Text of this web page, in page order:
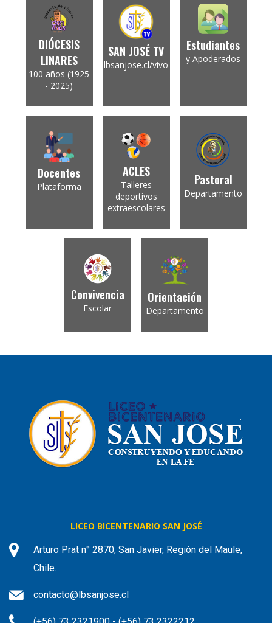
DIÓCESIS
LINARES
100 años (1925
- 2025)
SAN JOSÉ TV
lbsanjose.cl/vivo
Estudiantes
y Apoderados
Docentes
Plataforma
ACLES
Talleres
deportivos
extraescolares
Pastoral
Departamento
Convivencia
Escolar
Orientación
Departamento
LICEO BICENTENARIO SAN JOSÉ
Arturo Prat n° 2870, San Javier, Región del Maule,
Chile.
contacto@lbsanjose.cl